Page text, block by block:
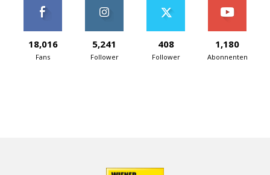
18,016
Fans
5,241
Follower
408
Follower
1,180
Abonnenten